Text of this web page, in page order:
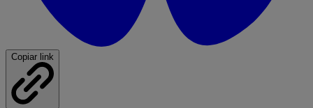
Copiar link